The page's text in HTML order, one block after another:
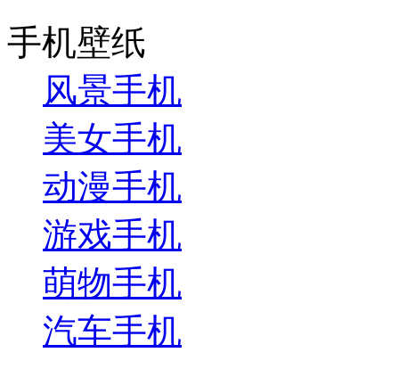
手机壁纸
风景手机
美女手机
动漫手机
游戏手机
萌物手机
汽车手机